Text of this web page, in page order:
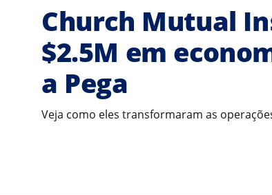
Church Mutual
$2.5M em
a Pega
Veja como eles transformaram as